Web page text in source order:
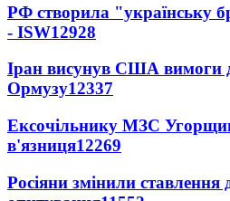
РФ створила "українську
- ISW12928
Іран висунув США вимоги
Ормузу12337
Ексочільнику МЗС
в'язниця12269
Росіяни змінили ставлення